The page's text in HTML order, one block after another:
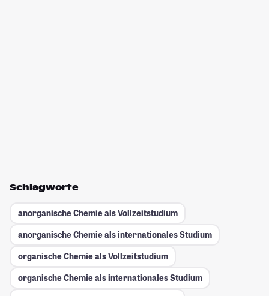
Schlagworte
anorganische Chemie als Vollzeitstudium
anorganische Chemie als internationales Studium
organische Chemie als Vollzeitstudium
organische Chemie als internationales Studium